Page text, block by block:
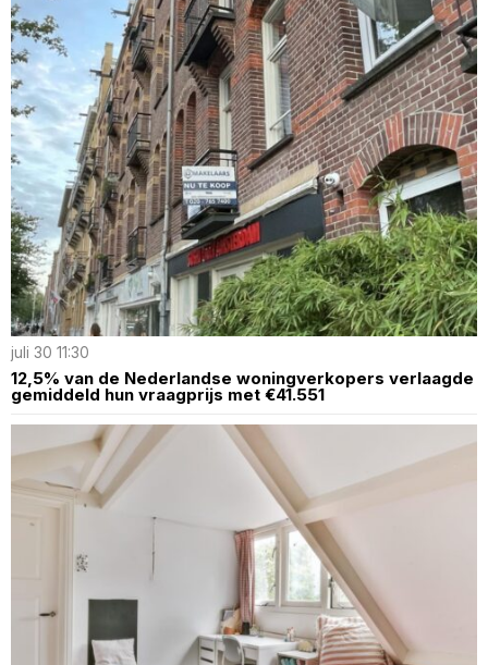
juli 30 11:30
12,5% van de Nederlandse woningverkopers verlaagde
gemiddeld hun vraagprijs met €41.551